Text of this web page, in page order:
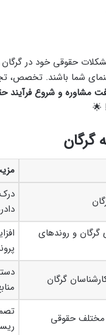
حقوقی خود در
شما باشند. تخصص،
مشاوره و شروع فرآیند
🌟
گرگان
گرگان و روندهای
گرگان
مختلف حقوقی